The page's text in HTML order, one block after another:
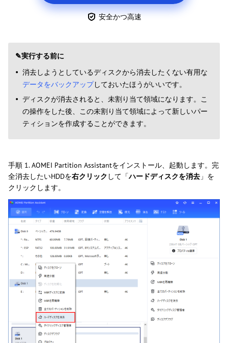
安全かつ高速
✎実行する前に
消去しようとしているディスクから消去したくない有用な
データをバックアップしておいたほうがいいです。
ディスクが消去されると、未割り当て領域になります。こ
の操作をした後、この未割り当て領域によって新しいパー
ティションを作成することができます。
手順 1. AOMEI Partition Assistantをインストール、起動します。完
全消去したいHDDを右クリック して「ハードディスクを消去 」を
クリックします。